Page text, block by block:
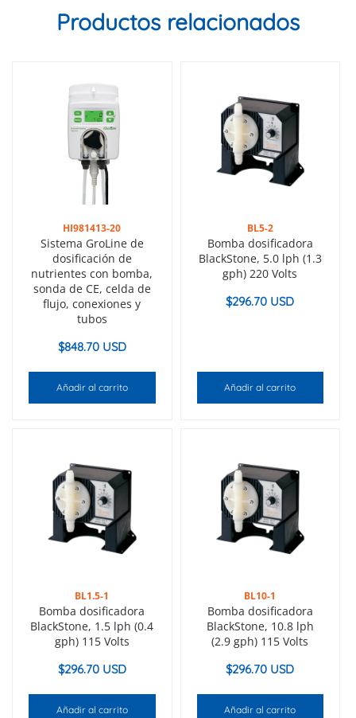
Productos relacionados
HI981413-20
Sistema GroLine de
dosificación de
nutrientes con bomba,
sonda de CE, celda de
flujo, conexiones y
tubos
$848.70 USD
Añadir al carrito
BL5-2
Bomba dosificadora
BlackStone, 5.0 lph (1.3
gph) 220 Volts
$296.70 USD
Añadir al carrito
BL1.5-1
Bomba dosificadora
BlackStone, 1.5 lph (0.4
gph) 115 Volts
$296.70 USD
Añadir al carrito
BL10-1
Bomba dosificadora
BlackStone, 10.8 lph
(2.9 gph) 115 Volts
$296.70 USD
Añadir al carrito